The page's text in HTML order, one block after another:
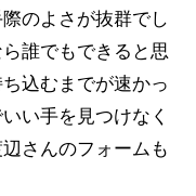
のよさが抜群でし
誰でもできると思
込むまでが速かっ
い手を見つけなく
さんのフォームも